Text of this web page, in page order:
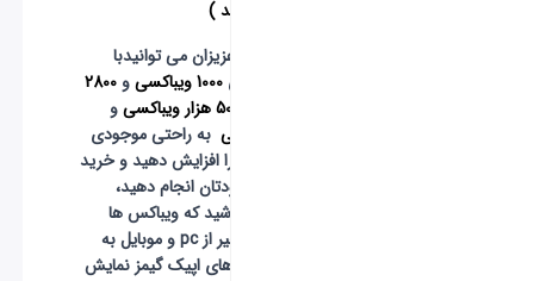
همچنین شما عزیزان می توانیدبا
و2800
و
به راحتی موجودی
ویباکس خود را افزایش دهید و خرید
بتل پس را خودتان انجام دهید،
توجه داشته باشید که ویباکس ها
برای پلتفورم غیر از pc و موبایل به
دلیل سیاست های اپیک گیمز نمایش